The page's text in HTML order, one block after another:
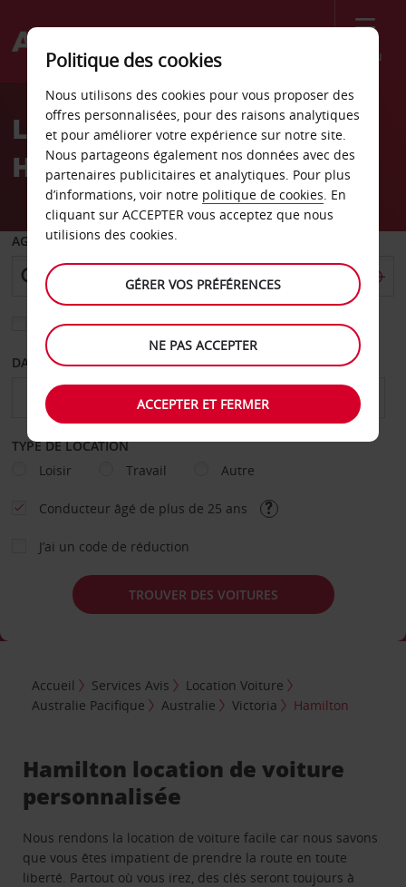
Menu
Welcome
AvisLocation de voiture
Hamilton
AGENCE DE DÉPART
Sélectionnez une autre agence de retour
DATE DE DÉPART DATE DE RETOUR
TYPE DE LOCATION
Loisir
Travail Autre
Conducteur âgé de plus de 25 ans
J’ai un code de réduction
TROUVER DES VOITURES
Accueil Services Avis
Location Voiture
Australie Pacifique
Australie Victoria Hamilton
Hamilton location de voiture
personnalisée
Nous rendons la location de voiture facile car nous savons
que vous êtes impatient de prendre la route en toute
liberté. Partout où vous irez, des clés seront toujours à
Politique des cookies
Nous utilisons des cookies pour vous proposer des
offres personnalisées, pour des raisons analytiques
et pour améliorer votre expérience sur notre site.
Nous partageons également nos données avec des
partenaires publicitaires et analytiques. Pour plus
d’informations, voir notre politique de cookies. En
cliquant sur ACCEPTER vous acceptez que nous
utilisions des cookies.
GÉRER VOS PRÉFÉRENCES
NE PAS ACCEPTER
ACCEPTER ET FERMER